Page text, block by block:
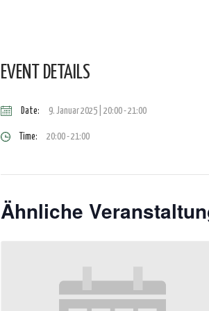
EVENT DETAILS
Date: 9. Januar 2025 | 20:00-21:00
Time: 20:00 - 21:00
Ähnliche